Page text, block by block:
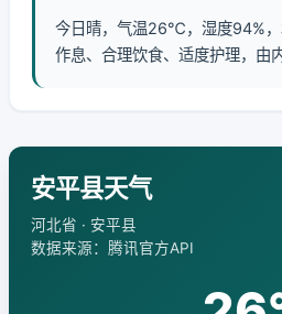
今日晴，气温26℃，湿度94%
作息、合理饮食、适度护理，由
安平县天气
河北省 · 安平县
数据来源：腾讯官方API